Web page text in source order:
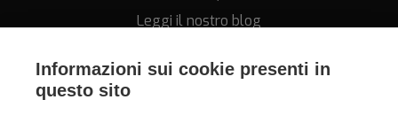
Informazioni sui cookie presenti in
questo sito
Leggi il nostro blog